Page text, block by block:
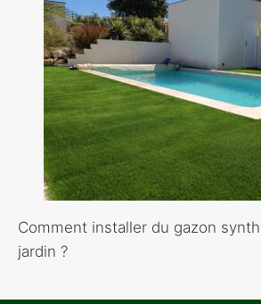
Comment installer du gazon
jardin ?